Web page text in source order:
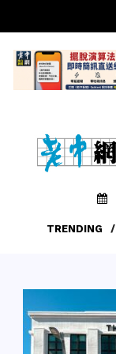
TRENDING /